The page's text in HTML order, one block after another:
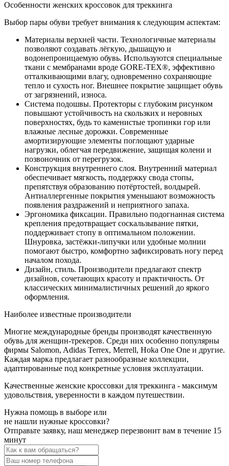
Особенности женских кроссовок для треккинга
Выбор пары обуви требует внимания к следующим аспектам:
Материалы верхней части. Технологичные материалы
позволяют создавать лёгкую, дышащую и
водонепроницаемую обувь. Используются специальные
ткани с мембранами вроде GORE-TEX®, эффективно
отталкивающими влагу, одновременно сохраняющие
тепло и сухость ног. Внешнее покрытие защищает обувь
от загрязнений, износа.
Система подошвы. Протекторы с глубоким рисунком
повышают устойчивость на скользких и неровных
поверхностях, будь то каменистые тропинки гор или
влажные лесные дорожки. Современные
амортизирующие элементы поглощают ударные
нагрузки, облегчая передвижение, защищая колени и
позвоночник от перегрузок.
Конструкция внутреннего слоя. Внутренний материал
обеспечивает мягкость, поддержку свода стопы,
препятствуя образованию потёртостей, волдырей.
Антиаллергенные покрытия уменьшают возможность
появления раздражений и неприятного запаха.
Эргономика фиксации. Правильно подогнанная система
крепления предотвращает соскальзывание пятки,
поддерживает стопу в оптимальном положении.
Шнуровка, застёжки-липучки или удобные молнии
помогают быстро, комфортно зафиксировать ногу перед
началом похода.
Дизайн, стиль. Производители предлагают спектр
дизайнов, сочетающих красоту и практичность. От
классических минималистичных решений до яркого
оформления.
Наиболее известные производители
Многие международные бренды производят качественную
обувь для женщин-трекеров. Среди них особенно популярны
фирмы Salomon, Adidas Terrex, Merrell, Hoka One One и другие.
Каждая марка предлагает разнообразные коллекции,
адаптированные под конкретные условия эксплуатации.
Качественные женские кроссовки для треккинга - максимум
удовольствия, уверенности в каждом путешествии.
Нужна помощь в выборе или
не нашли нужные кроссовки?
Отправьте заявку, наш менеджер перезвонит вам в течение 15
минут